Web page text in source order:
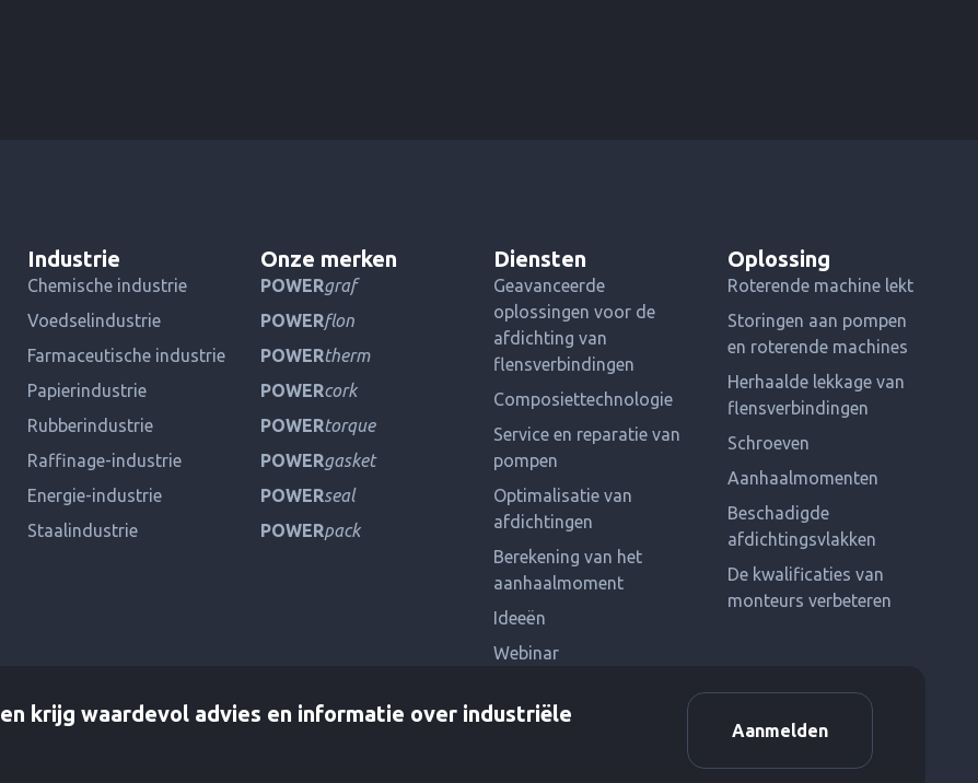
Industrie
Chemische industrie
Voedselindustrie
Farmaceutische industrie
Papierindustrie
Rubberindustrie
Raffinage-industrie
Energie-industrie
Staalindustrie
Onze merken
POWERgraf
POWERflon
POWERtherm
POWERcork
POWERtorque
POWERgasket
POWERseal
POWERpack
Diensten
Geavanceerde
oplossingen voor de
afdichting van
flensverbindingen
Composiettechnologie
Service en reparatie van
pompen
Optimalisatie van
afdichtingen
Berekening van het
aanhaalmoment
Ideeën
Webinar
Oplossing
Roterende machine lekt
Storingen aan pompen
en roterende machines
Herhaalde lekkage van
flensverbindingen
Schroeven
Aanhaalmomenten
Beschadigde
afdichtingsvlakken
De kwalificaties van
monteurs verbeteren
en krijg waardevol advies en informatie over industriële
Aanmelden